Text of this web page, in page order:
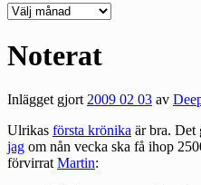
Deepedition
Noterat
Inlägget gjort2009 02 03 av
Ulrikas första krönika är bra. Det
jag om nån vecka ska få ihop
förvirratMartin: